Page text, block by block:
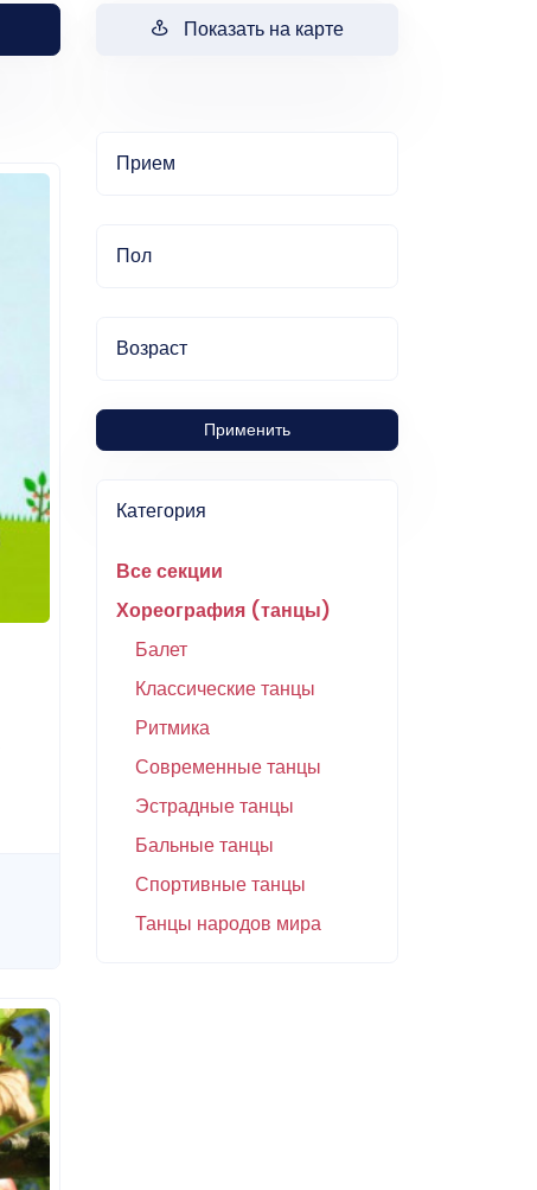
Показать на карте
Прием
Пол
Возраст
Применить
Категория
Все секции
Хореография (танцы)
Балет
Классические танцы
Ритмика
Современные танцы
Эстрадные танцы
Бальные танцы
Спортивные танцы
Танцы народов мира